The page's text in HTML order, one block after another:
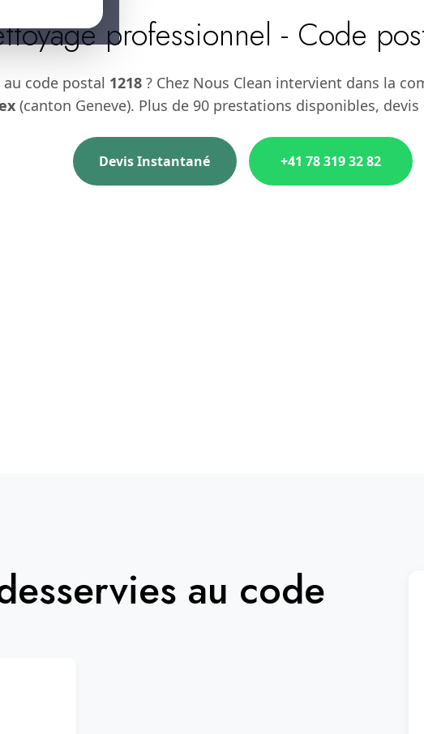
professionnel - Code
code postal 1218 ? Chez Nous Clean intervient dans la
(canton Geneve). Plus de 90 prestations disponibles,
Devis Instantané +41 78 319 32 82
au code